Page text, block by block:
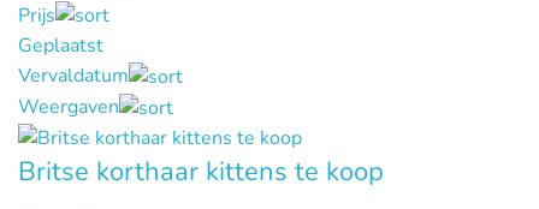
Prijs
Geplaatst
Vervaldatum
Weergaven
Britse korthaar kittens te koop